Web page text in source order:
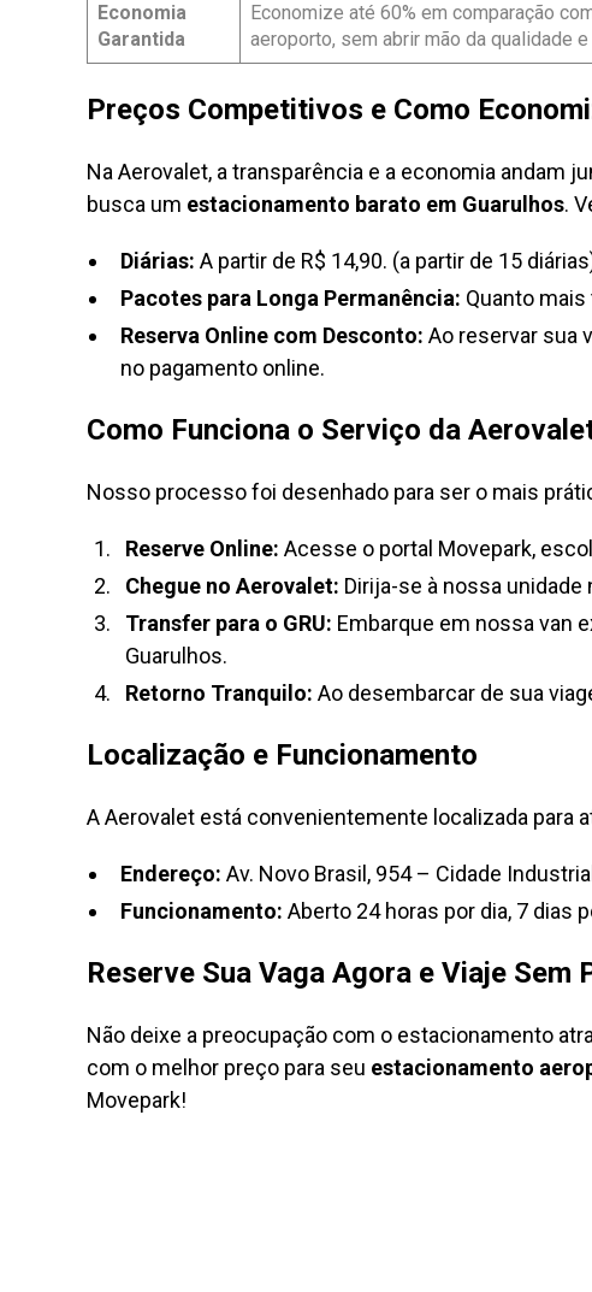
Economia
Garantida
Economize até 60% em comparação
aeroporto, sem abrir mão da qualidade e
Preços Competitivos e Como
Na Aerovalet, a transparência e a economia andam
busca um estacionamento barato em Guarulhos.
Diárias: A partir de R$ 14,90. (a partir de 15
Pacotes para Longa Permanência: Quanto
Reserva Online com Desconto: Ao reservar sua
no pagamento online.
Como Funciona o Serviço da
Nosso processo foi desenhado para ser o mais
Reserve Online: Acesse o portal Movepark,
Chegue no Aerovalet: Dirija-se à nossa unidade
Transfer para o GRU: Embarque em nossa van
Guarulhos.
Retorno Tranquilo: Ao desembarcar de sua
Localização e Funcionamento
A Aerovalet está convenientemente localizada para
Endereço: Av. Novo Brasil, 954 – Cidade
Funcionamento: Aberto 24 horas por dia, 7 dias
Reserve Sua Vaga Agora e Viaje Sem
Não deixe a preocupação com o estacionamento
com o melhor preço para seu estacionamento
Movepark!